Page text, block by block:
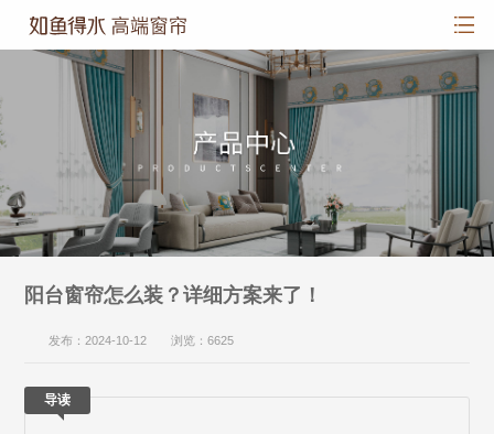
阳台窗帘怎么装？详细方案来了！
发布：2024-10-12 浏览：6625
导读